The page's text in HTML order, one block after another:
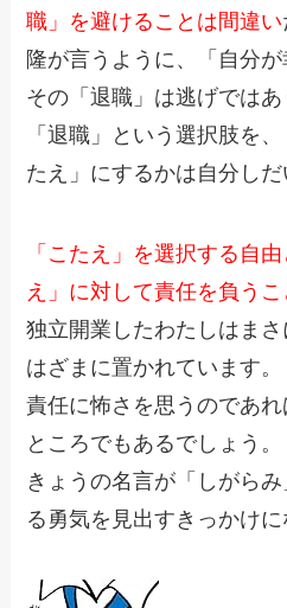
職」を避けることは間違い
隆が言うように、「自分が
その「退職」は逃げではあ
「退職」という選択肢を
たえ」にするかは自分しだ
「こたえ」を選択する自
え」に対して責任を負うこ
独立開業したわたしはま
はざまに置かれています。
責任に怖さを思うのであ
ところでもあるでしょう。
きょうの名言が「しがら
る勇気を見出すきっかけに